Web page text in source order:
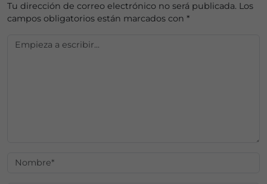
Tu dirección de correo electrónico no será publicada. Los
campos obligatorios están marcados con *